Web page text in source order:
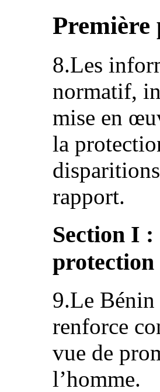
Première
8.Les
normatif,
mise en
la
rapport.
Section I
protection
9.Le
renforce
vue de
l’homme.